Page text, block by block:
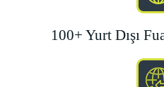
100+ Yurt Dışı